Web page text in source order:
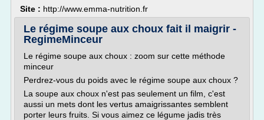
Site : http://www.emma-nutrition.fr
Le régime soupe aux choux fait il maigrir -
RegimeMinceur
Le régime soupe aux choux : zoom sur cette méthode
minceur
Perdrez-vous du poids avec le régime soupe aux choux ?
La soupe aux choux n'est pas seulement un film, c'est
aussi un mets dont les vertus amaigrissantes semblent
porter leurs fruits. Si vous aimez ce légume jadis très